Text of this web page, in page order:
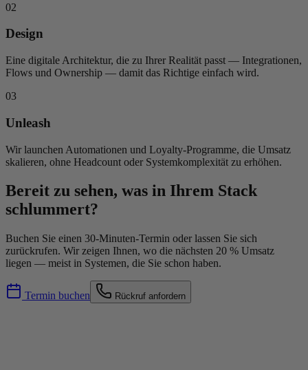
02
Design
Eine digitale Architektur, die zu Ihrer Realität passt — Integrationen,
Flows und Ownership — damit das Richtige einfach wird.
03
Unleash
Wir launchen Automationen und Loyalty-Programme, die Umsatz
skalieren, ohne Headcount oder Systemkomplexität zu erhöhen.
Bereit zu sehen, was in Ihrem Stack
schlummert?
Buchen Sie einen 30-Minuten-Termin oder lassen Sie sich
zurückrufen. Wir zeigen Ihnen, wo die nächsten 20 % Umsatz
liegen — meist in Systemen, die Sie schon haben.
Termin buchen Rückruf anfordern